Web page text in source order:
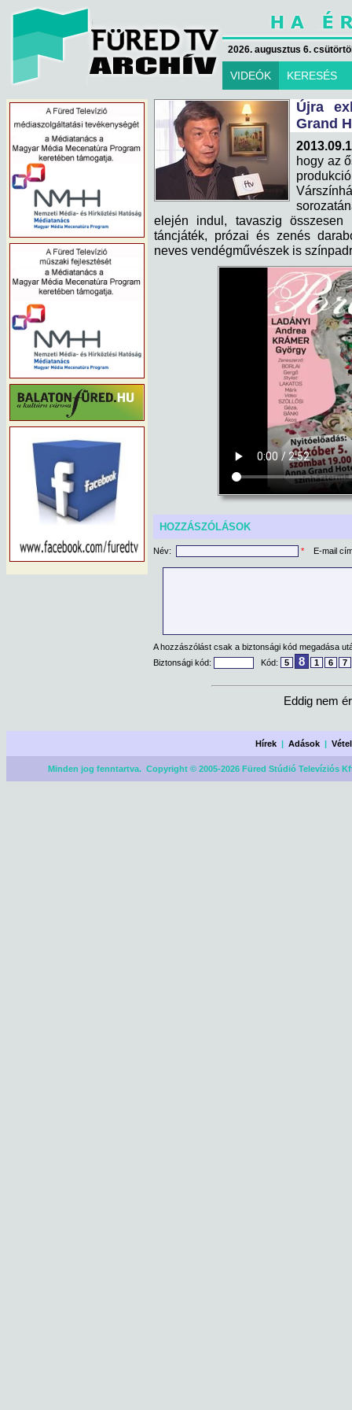
2026. augusztus 6.
VIDEÓK KERESÉS
Újra
Grand
hogy az
elején indul, tavaszig
táncjáték, prózai és zenés
neves vendégművészek is
HOZZÁSZÓLÁSOK
Név: * E-mail
A hozzászólást csak a biztonsági kód megadása
Biztonsági kód:
Kód: 5 8 1 6 7
Eddig nem
Hírek |Adások |
Minden jog fenntartva. Copyright © 2005-2026 Füred Stúdió Televíziós